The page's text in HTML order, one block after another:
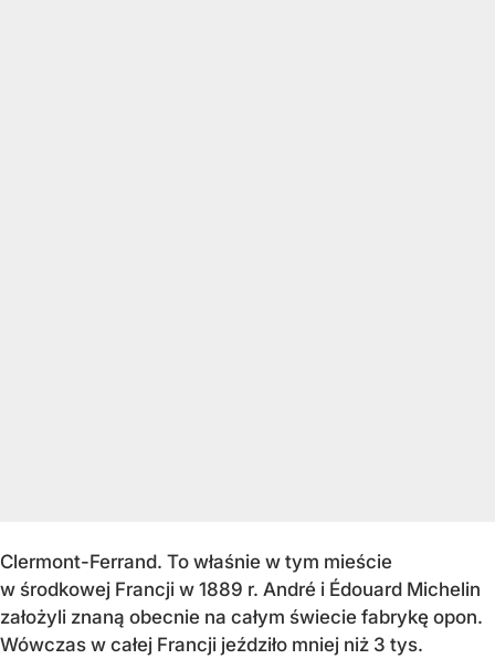
Clermont-Ferrand. To właśnie w tym mieście
w środkowej Francji w 1889 r. André i Édouard Michelin
założyli znaną obecnie na całym świecie fabrykę opon.
Wówczas w całej Francji jeździło mniej niż 3 tys.